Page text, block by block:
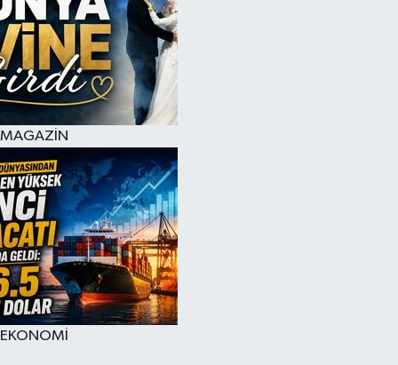
MAGAZİN
EKONOMİ